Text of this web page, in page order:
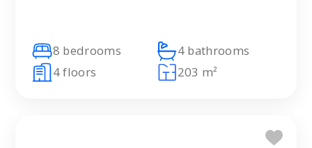
8 bedrooms
4 bathrooms
4 floors
203 m²